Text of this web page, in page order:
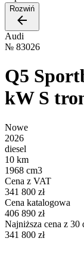
Rozwiń
Audi
№ 83026
Q5
kW S
Nowe
2026
diesel
10 km
1968 cm3
Cena z VAT
341 800 zł
Cena katalogowa
406 890 zł
Najniższa cena z 30
341 800 zł